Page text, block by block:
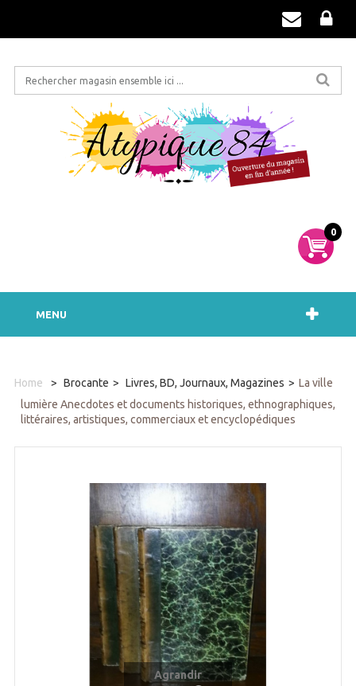
0
MENU
Home > Brocante > Livres, BD, Journaux, Magazines > La ville
lumière Anecdotes et documents historiques, ethnographiques,
littéraires, artistiques, commerciaux et encyclopédiques
Agrandir